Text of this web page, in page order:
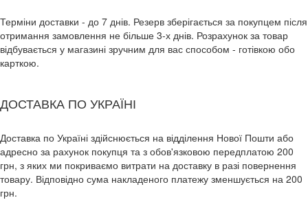
Терміни доставки - до 7 днів. Резерв зберігається за покупцем після
отримання замовлення не більше 3-х днів. Розрахунок за товар
відбувається у магазині зручним для вас способом - готівкою обо
карткою.
ДОСТАВКА ПО УКРАЇНІ
Доставка по Україні здійснюється на відділення Нової Пошти або
адресно за рахунок покупця та з обов'язковою передплатою 200
грн, з яких ми покриваємо витрати на доставку в разі повернення
товару. Відповідно сума накладеного платежу зменшується на 200
грн.